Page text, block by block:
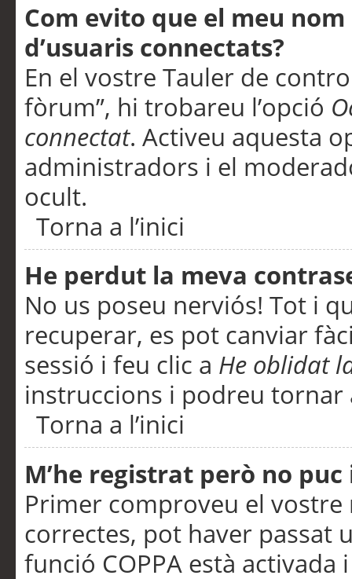
Com evito que el meu
d’usuaris connectats?
En el vostre Tauler de
fòrum”, hi trobareu l’opció
connectat. Activeu aquesta
administradors i el
ocult.
Torna a l’inici
He perdut la meva
No us poseu nerviós! Tot i
recuperar, es pot canviar
sessió i feu clic a He oblidat
instruccions i podreu tornar
Torna a l’inici
M’he registrat però no
Primer comproveu el vostre
correctes, pot haver passat
funció COPPA està